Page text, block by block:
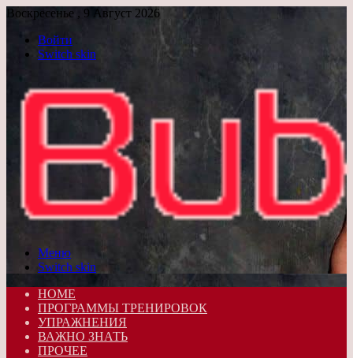
Воскресенье , 9 Август 2026
Войти
Switch skin
Меню
Switch skin
HOME
ПРОГРАММЫ ТРЕНИРОВОК
УПРАЖНЕНИЯ
ВАЖНО ЗНАТЬ
ПРОЧЕЕ